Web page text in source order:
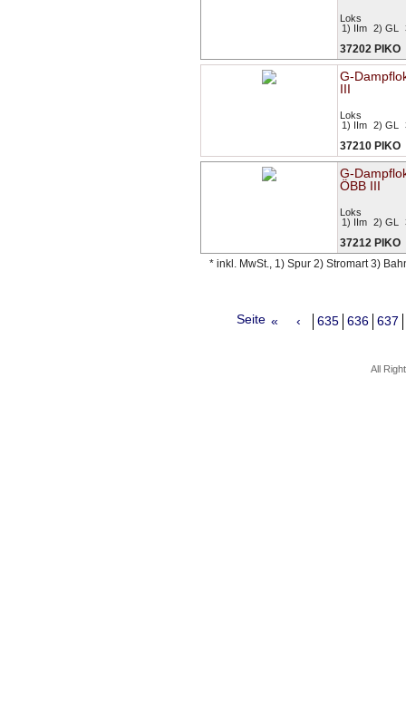
Loks
1) IIm 2) GL
37202 PIKO
G-
III
Loks
1) IIm 2) GL
37210 PIKO
G-
ÖBB III
Loks
1) IIm 2) GL
37212 PIKO
* inkl. MwSt., 1) Spur 2) Stromart 3)
Seite « ‹ 635 636 637
All